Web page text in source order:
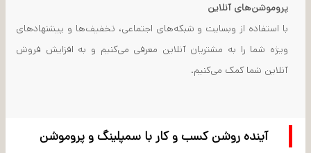
پروموشن‌های آنلاین
با استفاده از وبسایت و شبکه‌های اجتماعی، تخفیف‌ها و پیشنهادهای
ویژه شما را به مشتریان آنلاین معرفی می‌کنیم و به افزایش فروش
آنلاین شما کمک می‌کنیم.
آینده روشن کسب و کار با سمپلینگ و پروموشن